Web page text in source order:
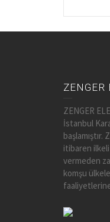
ZENGER
ZENGER
İstanbul
itibaren
vermeden
komşu